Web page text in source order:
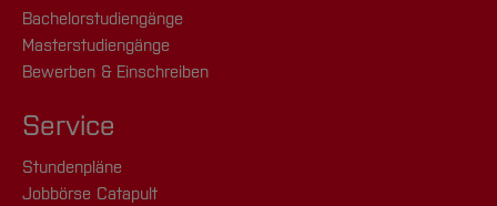
Bachelorstudiengänge
Masterstudiengänge
Bewerben & Einschreiben
Service
Stundenpläne
Jobbörse Catapult